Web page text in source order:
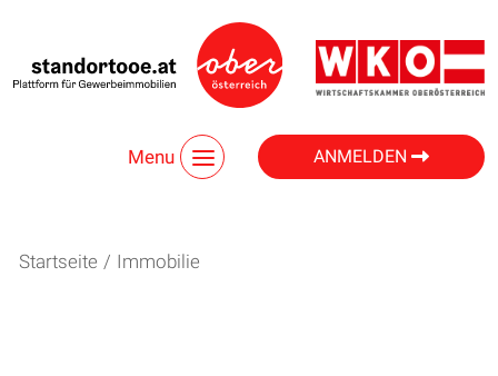
Menu ANMELDEN
Startseite / Immobilie